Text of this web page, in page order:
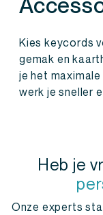
Kies keycords
gemak en
je het
werk je sneller
Heb je
Onze experts